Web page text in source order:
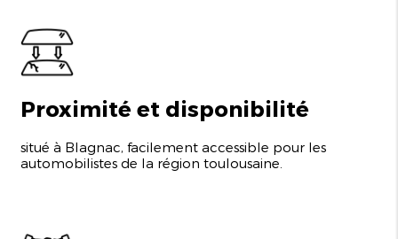
Proximité et disponibilité
situé à Blagnac, facilement accessible pour les
automobilistes de la région toulousaine.